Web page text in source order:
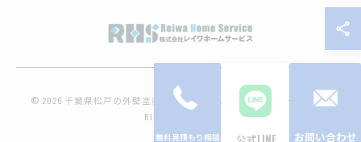
お問い合わせ
© 2026 千葉県松戸の外壁塗装なら株式会社レイワホームサービス ALL
RIGHTS RESERVED.